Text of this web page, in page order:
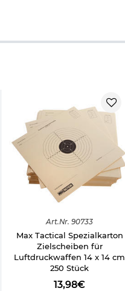
Art.Nr. 90733
Max Tactical Spezialkarton
Zielscheiben für
Luftdruckwaffen 14 x 14 cm
250 Stück
13,98€